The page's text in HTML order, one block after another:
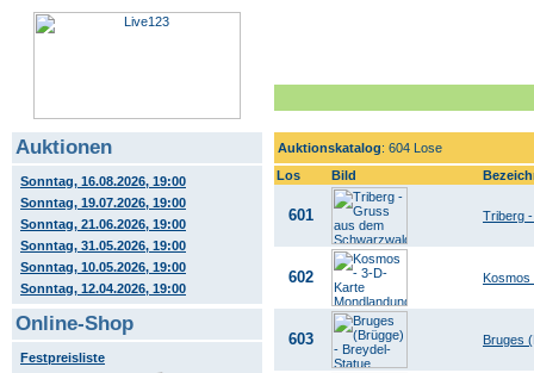
Auktionen
Sonntag, 16.08.2026, 19:00
Sonntag, 19.07.2026, 19:00
Sonntag, 21.06.2026, 19:00
Sonntag, 31.05.2026, 19:00
Sonntag, 10.05.2026, 19:00
Sonntag, 12.04.2026, 19:00
Online-Shop
Festpreisliste
Auktionskatalog: 604 Lose
Los
Bild
601 Triberg
602 Kosmos
603 Bruges